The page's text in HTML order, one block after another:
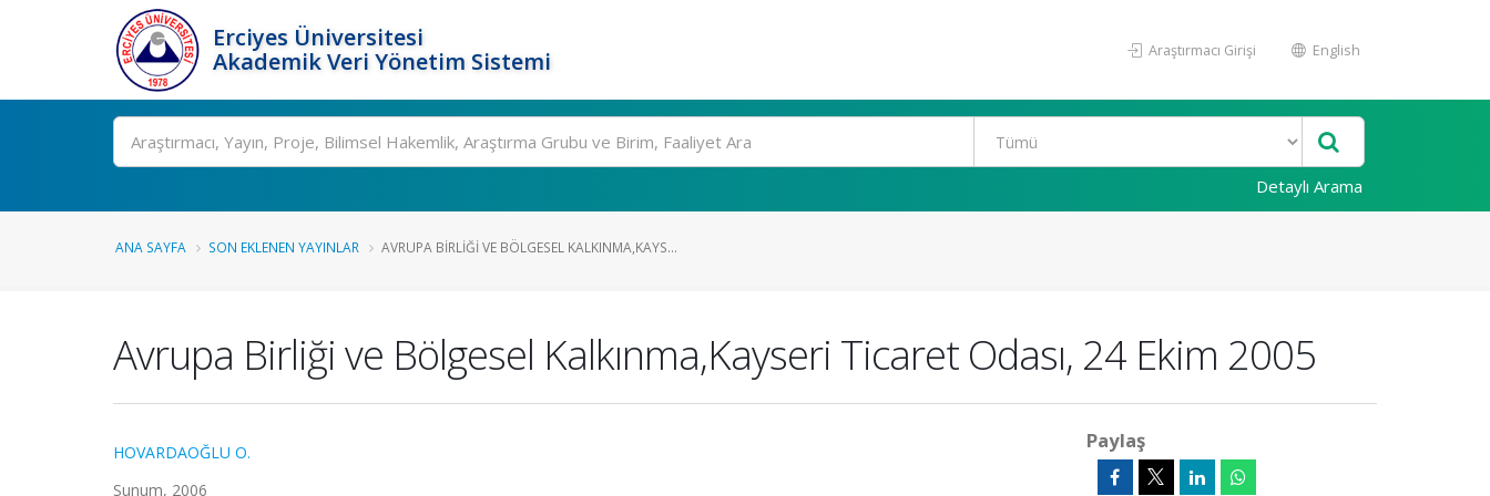
Erciyes Üniversitesi
Akademik Veri Yönetim Sistemi
Araştırmacı Girişi English
Ara
Detaylı Arama
ANA SAYFA SON EKLENEN YAYINLAR AVRUPA BIRLIĞI VE BÖLGESEL KALKINMA,KAYS...
Avrupa Birliği ve Bölgesel Kalkınma,Kayseri Ticaret Odası, 24 Ekim 2005
HOVARDAOĞLU O.
Sunum, 2006
Paylaş